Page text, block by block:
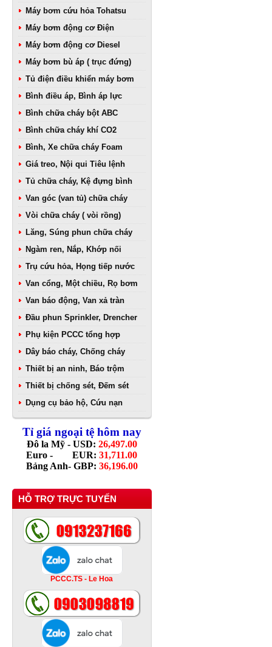
Máy bơm cứu hỏa Tohatsu
Máy bơm động cơ Điện
Máy bơm động cơ Diesel
Máy bơm bù áp ( trục đứng)
Tủ điện điều khiển máy bơm
Bình điều áp, Bình áp lực
Bình chữa cháy bột ABC
Bình chữa cháy khí CO2
Bình, Xe chữa cháy Foam
Giá treo, Nội qui Tiêu lệnh
Tủ chữa cháy, Kệ đựng bình
Van góc (van tủ) chữa cháy
Vòi chữa cháy ( vòi rồng)
Lăng, Súng phun chữa cháy
Ngàm ren, Nắp, Khớp nối
Trụ cứu hỏa, Họng tiếp nước
Van cổng, Một chiều, Rọ bơm
Van báo động, Van xả tràn
Đầu phun Sprinkler, Drencher
Phụ kiện PCCC tổng hợp
Dây báo cháy, Chống cháy
Thiết bị an ninh, Báo trộm
Thiết bị chống sét, Đếm sét
Dụng cụ bảo hộ, Cứu nạn
Tỉ giá ngoại tệ hôm nay
Đô la Mỹ - USD: 26,497.00
Euro - EUR: 31,711.00
Bảng Anh- GBP: 36,196.00
HỖ TRỢ TRỰC TUYẾN
PCCC.TS - Le Hoa